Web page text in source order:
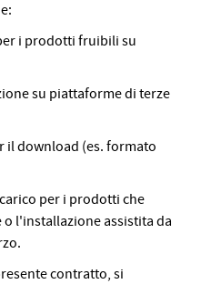
i prodotti fruibili su
su piattaforme di terze
il download (es. formato
per i prodotti che
l'installazione assistita da
contratto, si